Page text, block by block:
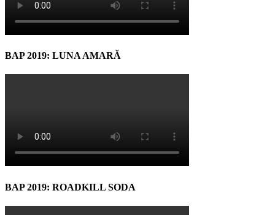
BAP 2019: LUNA AMARĂ
BAP 2019: ROADKILL SODA